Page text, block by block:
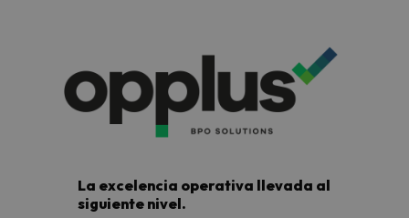
La excelencia operativa llevada al
siguiente nivel.